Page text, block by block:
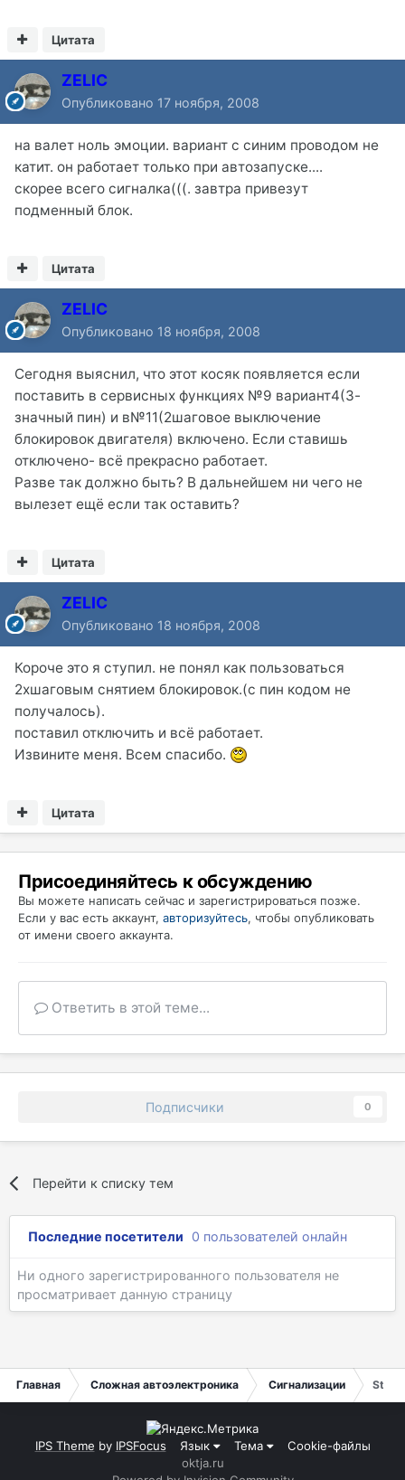
Цитата
ZELIC
Опубликовано 17 ноября, 2008
на валет ноль эмоции. вариант с синим проводом не
катит. он работает только при автозапуске....
скорее всего сигналка(((. завтра привезут
подменный блок.
Цитата
ZELIC
Опубликовано 18 ноября, 2008
Сегодня выяснил, что этот косяк появляется если
поставить в сервисных функциях №9 вариант4(3-
значный пин) и в№11(2шаговое выключение
блокировок двигателя) включено. Если ставишь
отключено- всё прекрасно работает.
Разве так должно быть? В дальнейшем ни чего не
вылезет ещё если так оставить?
Цитата
ZELIC
Опубликовано 18 ноября, 2008
Короче это я ступил. не понял как пользоваться
2хшаговым снятием блокировок.(с пин кодом не
получалось).
поставил отключить и всё работает.
Извините меня. Всем спасибо.
Цитата
Присоединяйтесь к обсуждению
Вы можете написать сейчас и зарегистрироваться позже.
Если у вас есть аккаунт, авторизуйтесь, чтобы опубликовать
от имени своего аккаунта.
Ответить в этой теме...
Подписчики 0
Перейти к списку тем
Последние посетители 0 пользователей онлайн
Ни одного зарегистрированного пользователя не
просматривает данную страницу
Главная Сложная автоэлектроника Сигнализации Star
IPS Theme by IPSFocus Язык Тема
Cookie-файлы
oktja.ru